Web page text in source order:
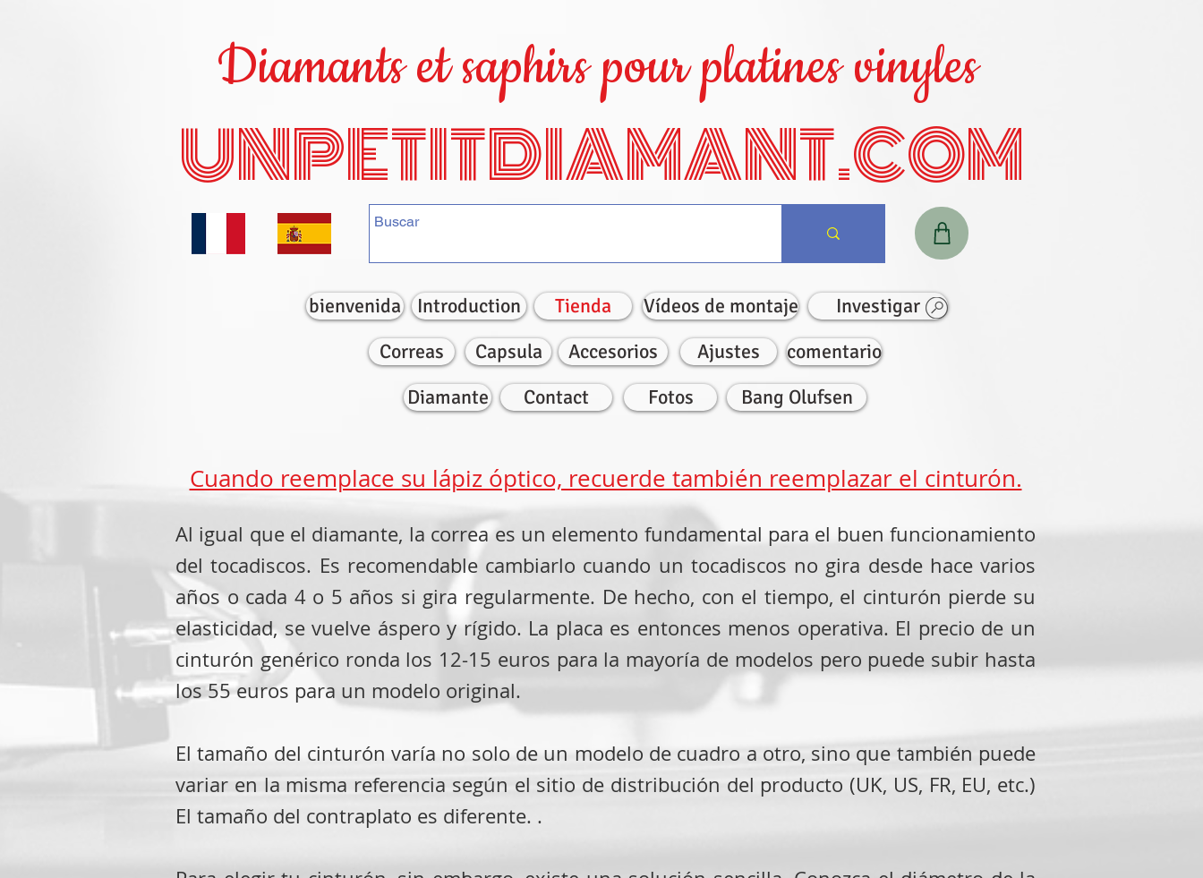
Diamants et saphirs pour platines vinyles
UNPETITDIAMANT.COM
bienvenida Introduction Tienda Vídeos de montaje
Investigar
Correas
Capsula Accesorios Ajustes
comentario
Diamante
Contact Fotos Bang Olufsen
Cuando reemplace su lápiz óptico, recuerde también reemplazar el cinturón.
Al igual que el diamante, la correa es un elemento fundamental para el buen funcionamiento
del tocadiscos. Es recomendable cambiarlo cuando un tocadiscos no gira desde hace varios
años o cada 4 o 5 años si gira regularmente. De hecho, con el tiempo, el cinturón pierde su
elasticidad, se vuelve áspero y rígido. La placa es entonces menos operativa. El precio de un
cinturón genérico ronda los 12-15 euros para la mayoría de modelos pero puede subir hasta
los 55 euros para un modelo original.
El tamaño del cinturón varía no solo de un modelo de cuadro a otro, sino que también puede
variar en la misma referencia según el sitio de distribución del producto (UK, US, FR, EU, etc.)
El tamaño del contraplato es diferente. .